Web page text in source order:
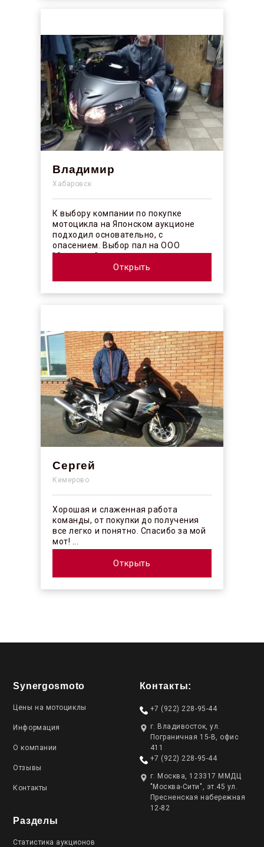
Владимир
Хабаровск
К выбору компании по покупке
мотоцикла на Японском аукционе
подходил основательно, с
опасением. Выбор пал на ООО
"Синергос" после изучения отзывов в
Открыть
Сергей
Кемерово
Хорошая и слаженная работа
команды, от покупки до получения
все легко и понятно. Спасибо за мой
мот! ...
Открыть
Synergosmoto
Цены на мотоциклы
Информация
О компании
Отзывы
Контакты
Разделы
Статистика аукционов
Контакты:
+7 (922) 228-95-44
г. Владивосток, ул.
Пограничная 15-В, офис
411
+7 (922) 228-95-44
г. Москва, 123317 ММДЦ
"Москва-Сити", эт.45 ул.
Пресненская набережная
12-82